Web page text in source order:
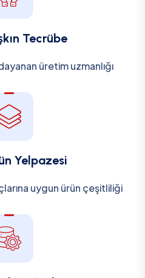
Tecrübe
üretim uzmanlığı
Yelpazesi
uygun ürün çeşitliliği